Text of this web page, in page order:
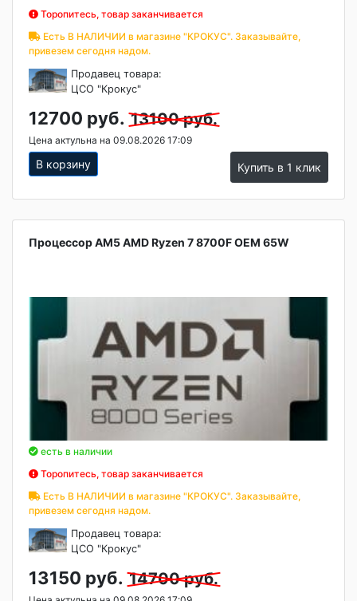
Торопитесь, товар заканчивается
Есть В НАЛИЧИИ в магазине "КРОКУС". Заказывайте,
привезем сегодня надом.
Продавец товара:
ЦСО "Крокус"
12700 руб. 13100 руб.
Цена актульна на 09.08.2026 17:09
В корзину Купить в 1 клик
Процессор AM5 AMD Ryzen 7 8700F OEM 65W
есть в наличии
Торопитесь, товар заканчивается
Есть В НАЛИЧИИ в магазине "КРОКУС". Заказывайте,
привезем сегодня надом.
Продавец товара:
ЦСО "Крокус"
13150 руб. 14700 руб.